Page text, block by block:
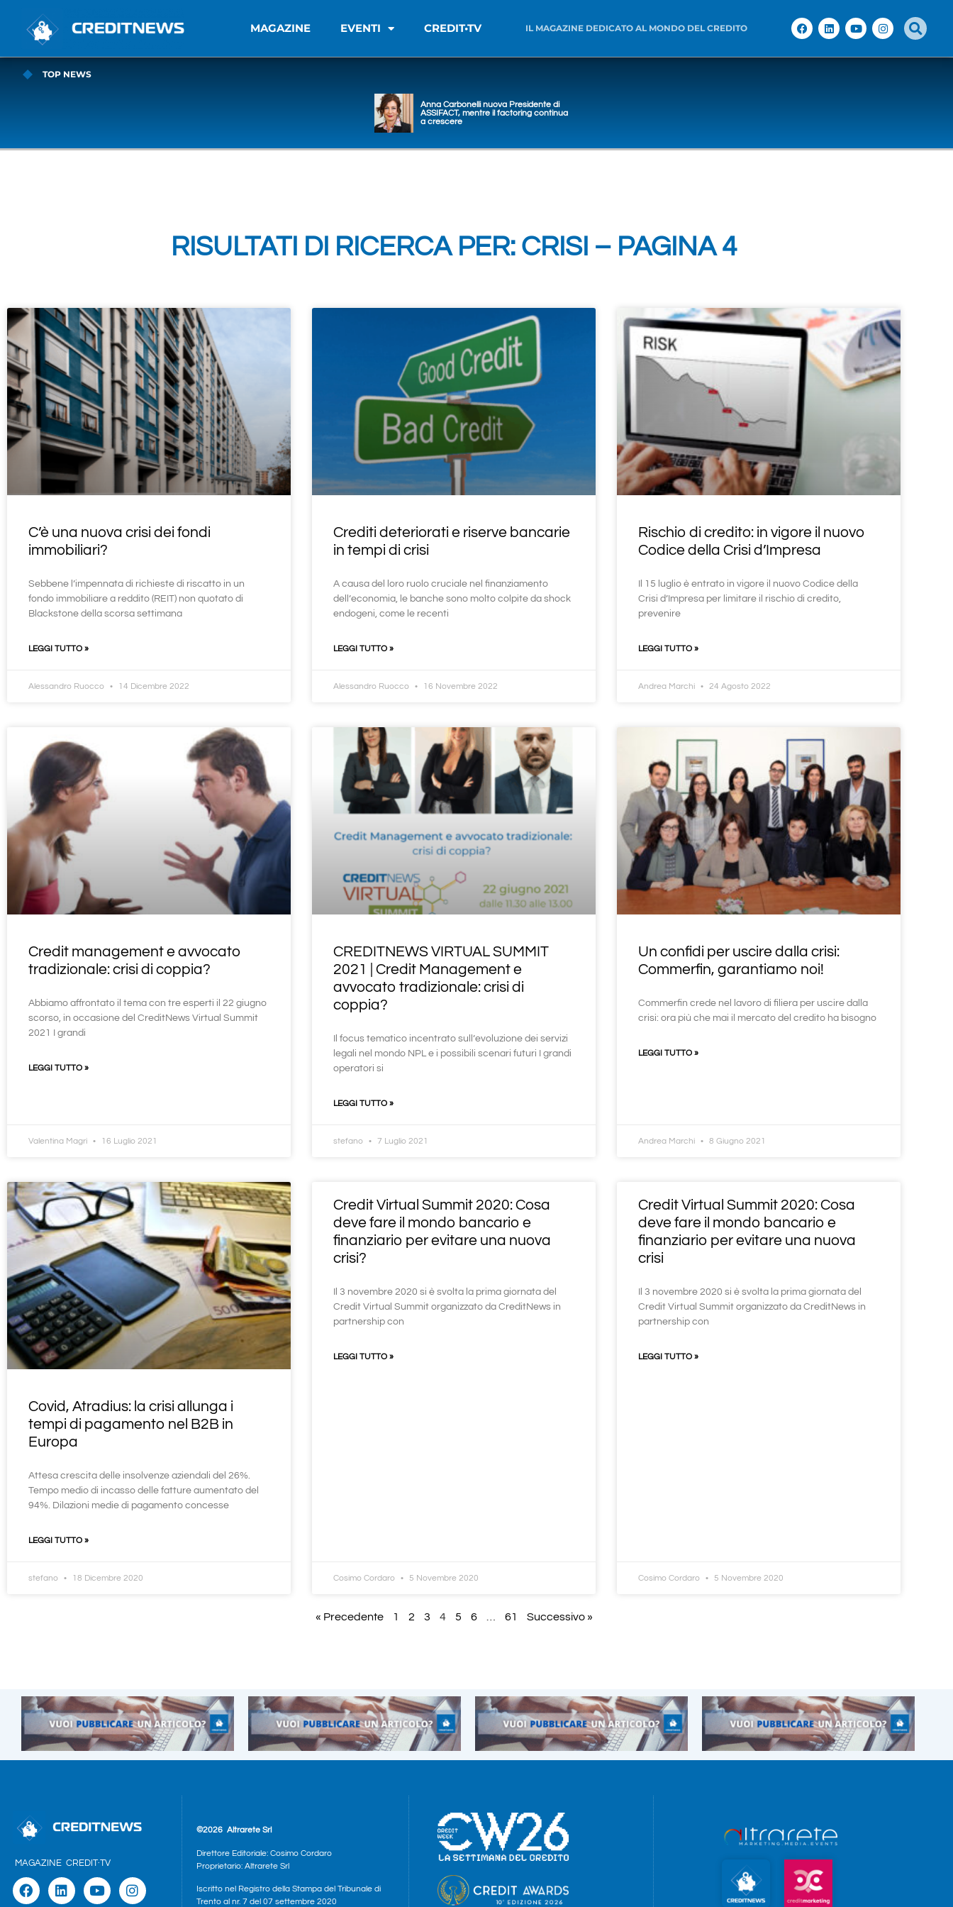
MAGAZINE EVENTI CREDIT•TV IL MAGAZINE DEDICATO AL MONDO DEL CREDITO
TOP NEWS
Anna Carbonelli nuova Presidente di
ASSIFACT, mentre il factoring continua
a crescere
RISULTATI DI RICERCA PER: CRISI – PAGINA 4
C’è una nuova crisi dei fondi
immobiliari?
Sebbene l’impennata di richieste di riscatto in un
fondo immobiliare a reddito (REIT) non quotato di
Blackstone della scorsa settimana
LEGGI TUTTO »
Alessandro Ruocco 14 Dicembre 2022
Crediti deteriorati e riserve bancarie
in tempi di crisi
A causa del loro ruolo cruciale nel finanziamento
dell’economia, le banche sono molto colpite da shock
endogeni, come le recenti
LEGGI TUTTO »
Alessandro Ruocco 16 Novembre 2022
Rischio di credito: in vigore il nuovo
Codice della Crisi d’Impresa
Il 15 luglio è entrato in vigore il nuovo Codice della
Crisi d’Impresa per limitare il rischio di credito,
prevenire
LEGGI TUTTO »
Andrea Marchi 24 Agosto 2022
Credit management e avvocato
tradizionale: crisi di coppia?
Abbiamo affrontato il tema con tre esperti il 22 giugno
scorso, in occasione del CreditNews Virtual Summit
2021 I grandi
LEGGI TUTTO »
Valentina Magri 16 Luglio 2021
CREDITNEWS VIRTUAL SUMMIT
2021 | Credit Management e
avvocato tradizionale: crisi di
coppia?
Il focus tematico incentrato sull’evoluzione dei servizi
legali nel mondo NPL e i possibili scenari futuri I grandi
operatori si
LEGGI TUTTO »
stefano 7 Luglio 2021
Un confidi per uscire dalla crisi:
Commerfin, garantiamo noi!
Commerfin crede nel lavoro di filiera per uscire dalla
crisi: ora più che mai il mercato del credito ha bisogno
LEGGI TUTTO »
Andrea Marchi 8 Giugno 2021
Covid, Atradius: la crisi allunga i
tempi di pagamento nel B2B in
Europa
Attesa crescita delle insolvenze aziendali del 26%.
Tempo medio di incasso delle fatture aumentato del
94%. Dilazioni medie di pagamento concesse
LEGGI TUTTO »
stefano 18 Dicembre 2020
Credit Virtual Summit 2020: Cosa
deve fare il mondo bancario e
finanziario per evitare una nuova
crisi?
Il 3 novembre 2020 si è svolta la prima giornata del
Credit Virtual Summit organizzato da CreditNews in
partnership con
LEGGI TUTTO »
Cosimo Cordaro 5 Novembre 2020
Credit Virtual Summit 2020: Cosa
deve fare il mondo bancario e
finanziario per evitare una nuova
crisi
Il 3 novembre 2020 si è svolta la prima giornata del
Credit Virtual Summit organizzato da CreditNews in
partnership con
LEGGI TUTTO »
Cosimo Cordaro 5 Novembre 2020
« Precedente 1 2 3 4 5 6 … 61 Successivo »
MAGAZINE CREDIT·TV
©2026 Altrarete Srl
Direttore Editoriale: Cosimo Cordaro
Proprietario: Altrarete Srl
Iscritto nel Registro della Stampa del Tribunale di
Trento al nr. 7 del 07 settembre 2020